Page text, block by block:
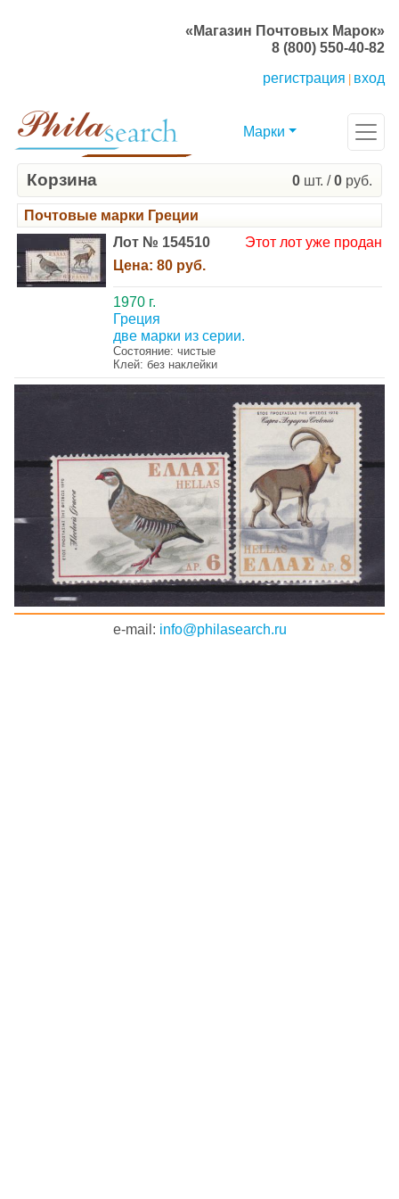
«Магазин Почтовых Марок»
8 (800) 550-40-82
регистрация
вход
Марки
Корзина 0 шт. /0 руб.
Почтовые марки Греции
Лот № 154510
Цена: 80 руб.
Этот лот уже продан
1970 г.
Греция
две марки из серии.
Состояние: чистые
Клей: без наклейки
e-mail: info@philasearch.ru